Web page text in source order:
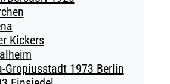
Kickers
Gropiusstadt 1973 Berlin